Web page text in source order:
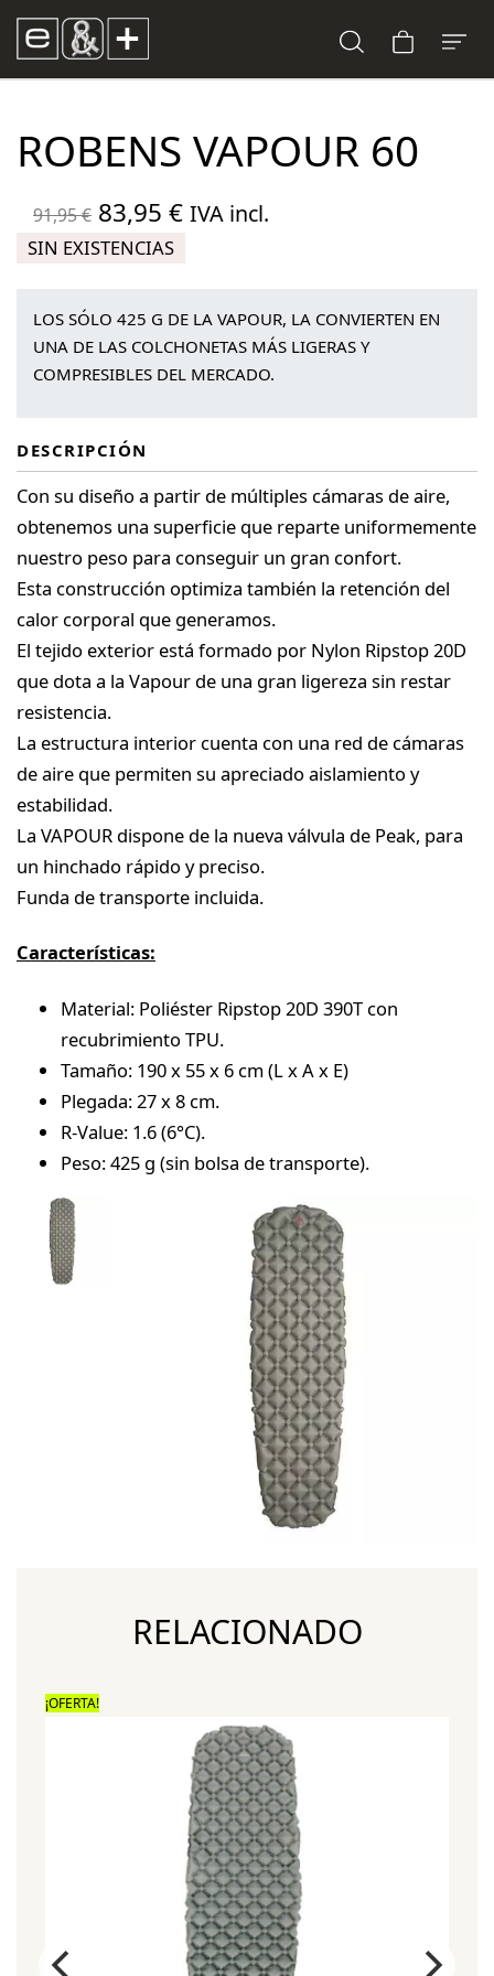
ROBENS VAPOUR 60
91,95€ El
precio
era:
91,95 €.
83,95 €El
es:
83,95 €.
IVA incl.
SIN EXISTENCIAS
LOS SÓLO 425 G DE LA VAPOUR, LA CONVIERTEN EN
UNA DE LAS COLCHONETAS MÁS LIGERAS Y
COMPRESIBLES DEL MERCADO.
DESCRIPCIÓN
Con su diseño a partir de múltiples cámaras de aire,
obtenemos una superficie que reparte uniformemente
nuestro peso para conseguir un gran confort.
Esta construcción optimiza también la retención del
calor corporal que generamos.
El tejido exterior está formado por Nylon Ripstop 20D
que dota a la Vapour de una gran ligereza sin restar
resistencia.
La estructura interior cuenta con una red de cámaras
de aire que permiten su apreciado aislamiento y
estabilidad.
La VAPOUR dispone de la nueva válvula de Peak, para
un hinchado rápido y preciso.
Funda de transporte incluida.
Características:
Material: Poliéster Ripstop 20D 390T con
recubrimiento TPU.
Tamaño: 190 x 55 x 6 cm (L x A x E)
Plegada: 27 x 8 cm.
R-Value: 1.6 (6°C).
Peso: 425 g (sin bolsa de transporte).
RELACIONADO
¡OFERTA!